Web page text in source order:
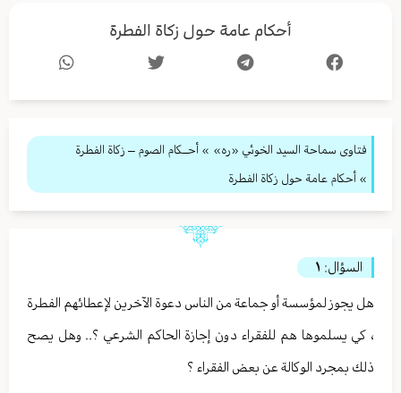
أحكام عامة حول زكاة الفطرة
فتاوى سماحة السيد الخوئي «ره» » أحــكام الصوم – زكاة الفطرة
» أحكام عامة حول زكاة الفطرة
السؤال: ١
هل يجوز لمؤسسة أو جماعة من الناس دعوة الآخرين لإعطائهم الفطرة
، كي يسلموها هم للفقراء دون إجازة الحاكم الشرعي ؟.. وهل يصح
ذلك بمجرد الوكالة عن بعض الفقراء ؟